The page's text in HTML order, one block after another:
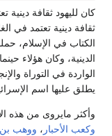
كان لليهود ثقافة دينية
ثقافة دينية تعتمد في
الكتاب في الإسلام،
الدينية، وكان هؤلاء
الواردة في التوراة
يطلق عليها اسم
وأكثر مايروى من هذه
وكعب الأحبار ، ووهب بن